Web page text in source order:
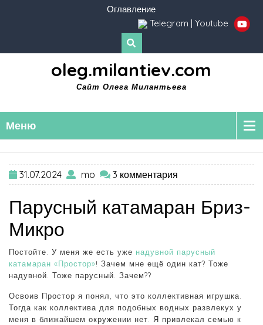
Оглавление
Telegram | Youtube
oleg.milantiev.com
Сайт Олега Милантьева
Меню
31.07.2024 mo 3 комментария
Парусный катамаран Бриз-
Микро
Постойте. У меня же есть уже надувной парусный
катамаран «Простор»! Зачем мне ещё один кат? Тоже
надувной. Тоже парусный. Зачем??
Освоив Простор я понял, что это коллективная игрушка.
Тогда как коллектива для подобных водных развлекух у
меня в ближайшем окружении нет. Я привлекал семью к